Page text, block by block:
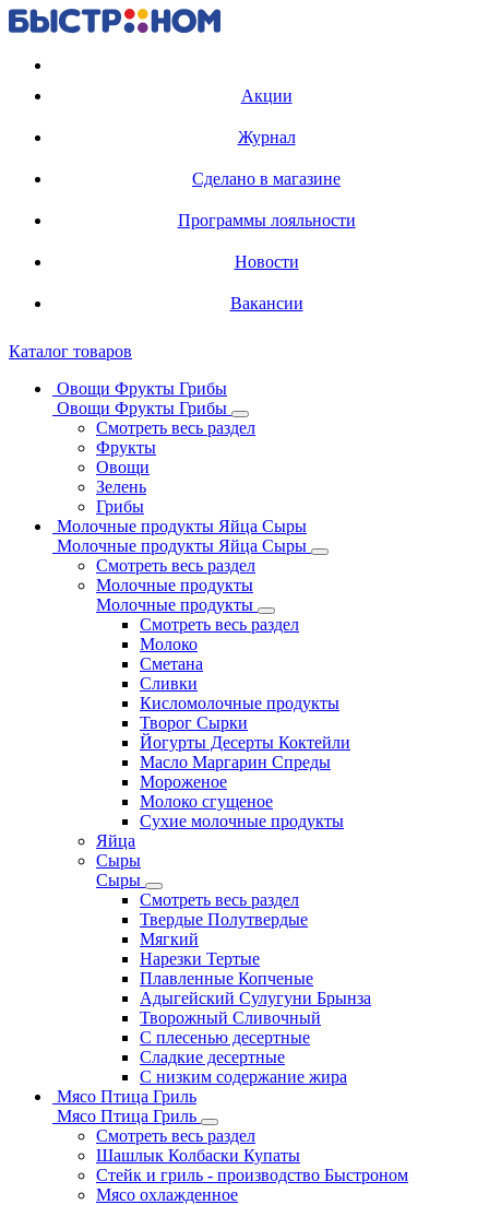
Акции
Журнал
Сделано в магазине
Программы лояльности
Новости
Вакансии
Каталог товаров
Овощи Фрукты Грибы
Овощи Фрукты Грибы
Смотреть весь раздел
Фрукты
Овощи
Зелень
Грибы
Молочные продукты Яйца Сыры
Молочные продукты Яйца Сыры
Смотреть весь раздел
Молочные продукты
Молочные продукты
Смотреть весь раздел
Молоко
Сметана
Сливки
Кисломолочные продукты
Творог Сырки
Йогурты Десерты Коктейли
Масло Маргарин Спреды
Мороженое
Молоко сгущеное
Сухие молочные продукты
Яйца
Сыры
Сыры
Смотреть весь раздел
Твердые Полутвердые
Мягкий
Нарезки Тертые
Плавленные Копченые
Адыгейский Сулугуни Брынза
Творожный Сливочный
С плесенью десертные
Сладкие десертные
С низким содержание жира
Мясо Птица Гриль
Мясо Птица Гриль
Смотреть весь раздел
Шашлык Колбаски Купаты
Стейк и гриль - производство Быстроном
Мясо охлажденное